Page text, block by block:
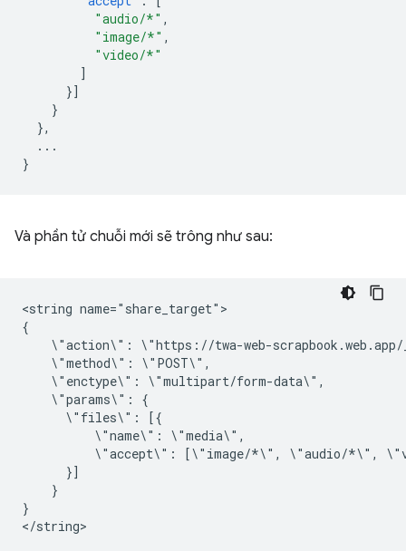
"audio/*" ,
"image/*" ,
"video/*"
]
}]
}
},
...
}
Và phần tử chuỗi mới sẽ trông như sau:
<string name="share_target">
\"action\":
\"method\":
\"enctype\":
\"params\":
\"files\":
\"name\":
\"accept\":
[\"image/*\",
\"audio/*\",
}
}